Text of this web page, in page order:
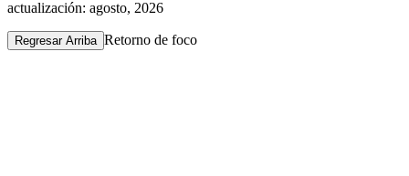
actualización: agosto, 2026
Regresar Arriba Retorno de foco